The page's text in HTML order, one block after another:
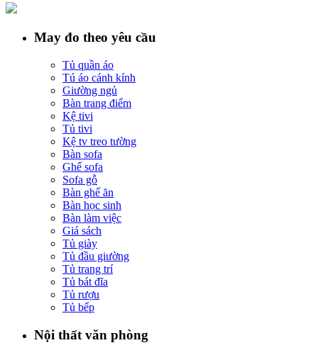
May đo theo yêu cầu
Tủ quần áo
Tú áo cánh kính
Giường ngủ
Bàn trang điểm
Kệ tivi
Tủ tivi
Kệ tv treo tường
Bàn sofa
Ghế sofa
Sofa gỗ
Bàn ghế ăn
Bàn học sinh
Bàn làm việc
Giá sách
Tủ giày
Tủ đầu giường
Tủ trang trí
Tủ bát đĩa
Tủ rượu
Tủ bếp
Nội thất văn phòng